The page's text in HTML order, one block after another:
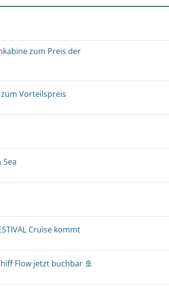
zum Preis der
Vorteilspreis
Sea
Cruise kommt
Flow jetzt buchbar 🚢